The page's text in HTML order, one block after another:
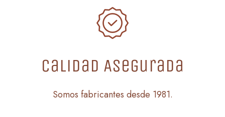
Calidad Asegurada
Somos fabricantes desde 1981.